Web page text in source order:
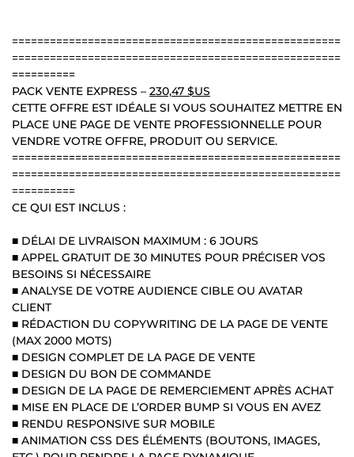
====================================================
====================================================
==========
PACK VENTE EXPRESS – 230,47 $US
CETTE OFFRE EST IDÉALE SI VOUS SOUHAITEZ METTRE EN
PLACE UNE PAGE DE VENTE PROFESSIONNELLE POUR
VENDRE VOTRE OFFRE, PRODUIT OU SERVICE.
====================================================
====================================================
==========
CE QUI EST INCLUS :
■ DÉLAI DE LIVRAISON MAXIMUM : 6 JOURS
■ APPEL GRATUIT DE 30 MINUTES POUR PRÉCISER VOS
BESOINS SI NÉCESSAIRE
■ ANALYSE DE VOTRE AUDIENCE CIBLE OU AVATAR
CLIENT
■ RÉDACTION DU COPYWRITING DE LA PAGE DE VENTE
(MAX 2000 MOTS)
■ DESIGN COMPLET DE LA PAGE DE VENTE
■ DESIGN DU BON DE COMMANDE
■ DESIGN DE LA PAGE DE REMERCIEMENT APRÈS ACHAT
■ MISE EN PLACE DE L’ORDER BUMP SI VOUS EN AVEZ
■ RENDU RESPONSIVE SUR MOBILE
■ ANIMATION CSS DES ÉLÉMENTS (BOUTONS, IMAGES,